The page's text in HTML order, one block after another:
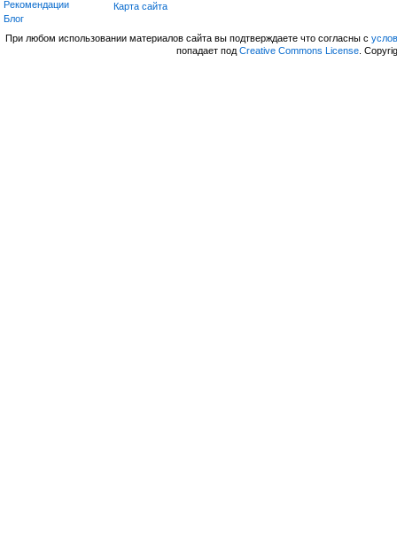
Рекомендации
Блог
Карта сайта
При любом использовании материалов сайта вы подтверждаете что согласны с
попадает под Creative Commons License.